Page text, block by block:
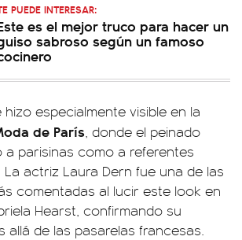
PUEDE INTERESAR:
es el mejor truco para hacer un
sabroso según un famoso
especialmente visible en la
de París, donde el peinado
parisinas como a referentes
actriz Laura Dern fue una de las
comentadas al lucir este look en
Hearst, confirmando su
allá de las pasarelas francesas.